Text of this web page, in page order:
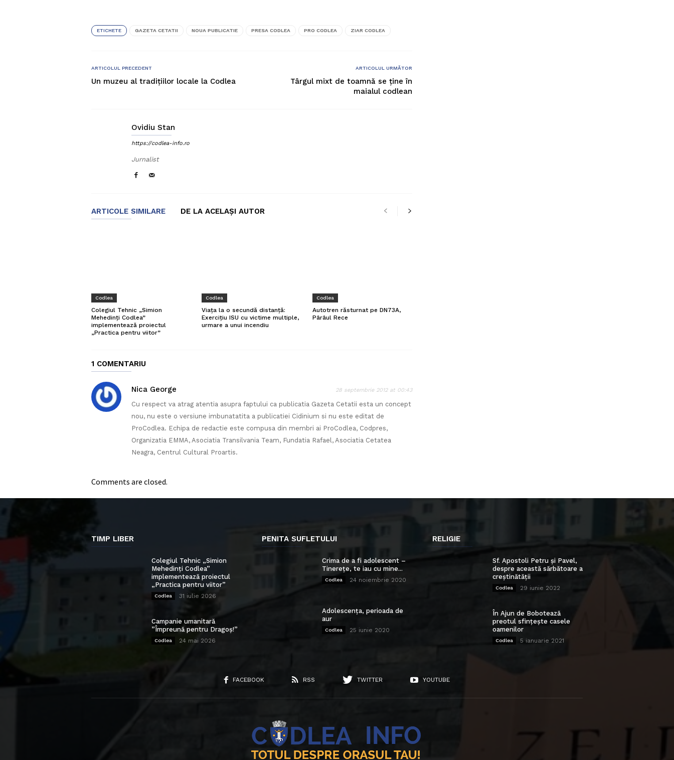
ETICHETE GAZETA CETATII NOUA PUBLICATIE PRESA CODLEA PRO CODLEA ZIAR CODLEA
ARTICOLUL PRECEDENT
Un muzeu al tradițiilor locale la Codlea
ARTICOLUL URMĂTOR
Târgul mixt de toamnă se ține în
maialul codlean
Ovidiu Stan
https://codlea-info.ro
Jurnalist
ARTICOLE SIMILARE DE LA ACELAȘI AUTOR
Codlea
Colegiul Tehnic „Simion
Mehedinți Codlea”
implementează proiectul
„Practica pentru viitor”
Codlea
Viața la o secundă distanță:
Exercițiu ISU cu victime multiple,
urmare a unui incendiu
Codlea
Autotren răsturnat pe DN73A,
Pârâul Rece
1 COMENTARIU
Nica George 28 septembrie 2012 at 00:43
Cu respect va atrag atentia asupra faptului ca publicatia Gazeta Cetatii esta un concept
nou, nu este o versiune imbunatatita a publicatiei Cidinium si nu este editat de
ProCodlea. Echipa de redactie este compusa din membri ai ProCodlea, Codpres,
Organizatia EMMA, Asociatia Transilvania Team, Fundatia Rafael, Asociatia Cetatea
Neagra, Centrul Cultural Proartis.
Comments are closed.
TIMP LIBER
Colegiul Tehnic „Simion
Mehedinți Codlea”
implementează proiectul
„Practica pentru viitor”
Codlea 31 iulie 2026
Campanie umanitară
”Împreună pentru Dragoș!”
Codlea 24 mai 2026
PENITA SUFLETULUI
Crima de a fi adolescent –
Tinerețe, te iau cu mine...
Codlea 24 noiembrie 2020
Adolescența, perioada de
aur
Codlea 25 iunie 2020
RELIGIE
Sf. Apostoli Petru și Pavel,
despre această sărbătoare a
creștinătății
Codlea 29 iunie 2022
În Ajun de Bobotează
preotul sfințește casele
oamenilor
Codlea 5 ianuarie 2021
FACEBOOK RSS TWITTER YOUTUBE